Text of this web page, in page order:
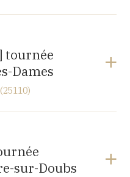
tournée
Dames
les-Dames
sur-Doubs